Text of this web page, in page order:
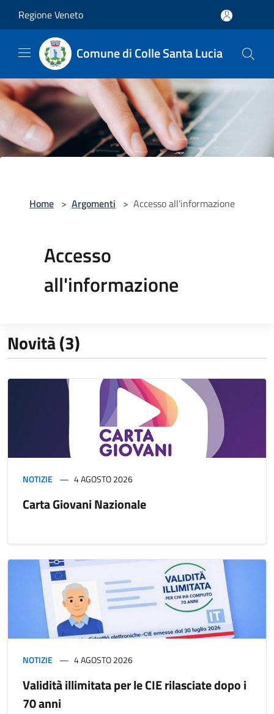
Regione Veneto
Comune di Colle Santa Lucia
Home > Argomenti > Accesso all'informazione
Accesso
all'informazione
Novità (3)
NOTIZIE 4 AGOSTO 2026
Carta Giovani Nazionale
NOTIZIE 4 AGOSTO 2026
Validità illimitata per le CIE rilasciate dopo i
70 anni